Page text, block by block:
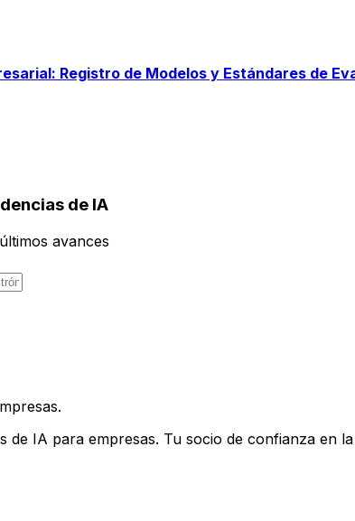
Registro de Modelos y Estándares de
de IA
avances
de IA para empresas. Tu socio de confianza en